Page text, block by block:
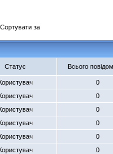
за
Статус Всього
0
0
0
0
0
0